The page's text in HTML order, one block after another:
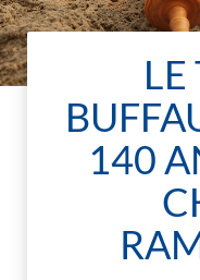
LE
140